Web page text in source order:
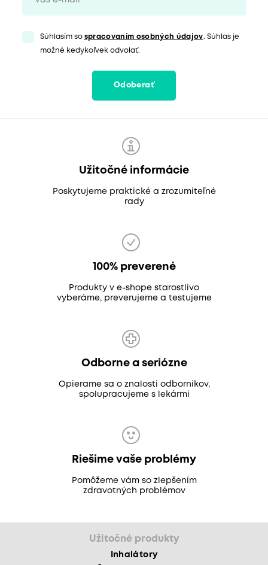
Súhlasím so spracovaním osobných údajov. Súhlas je
možné kedykoľvek odvolať.
Odoberať
Užitočné informácie
Poskytujeme praktické a zrozumiteľné
rady
100% preverené
Produkty v e-shope starostlivo
vyberáme, preverujeme a testujeme
Odborne a seriózne
Opierame sa o znalosti odborníkov,
spolupracujeme s lekármi
Riešime vaše problémy
Pomôžeme vám so zlepšením
zdravotných problémov
Užitočné produkty
Inhalátory